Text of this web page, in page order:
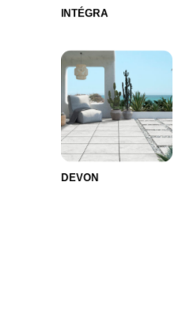
INTÉGRA
DEVON